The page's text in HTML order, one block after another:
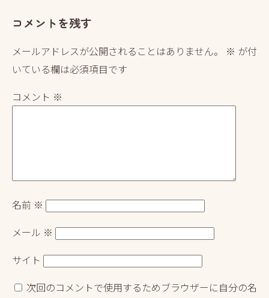
シ
ョ
ン
コメントを残す
メールアドレスが公開されることはありません。 ※ が付
いている欄は必須項目です
コメント ※
名前 ※
メール ※
サイト
次回のコメントで使用するためブラウザーに自分の名